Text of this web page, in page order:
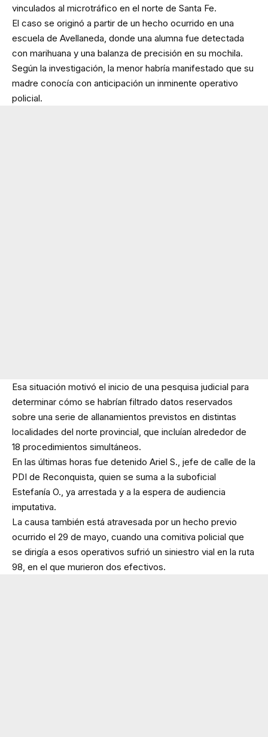
vinculados al microtráfico en el norte de Santa Fe.
El caso se originó a partir de un hecho ocurrido en una
escuela de Avellaneda, donde una alumna fue detectada
con marihuana y una balanza de precisión en su mochila.
Según la investigación, la menor habría manifestado que su
madre conocía con anticipación un inminente operativo
policial.
Esa situación motivó el inicio de una pesquisa judicial para
determinar cómo se habrían filtrado datos reservados
sobre una serie de allanamientos previstos en distintas
localidades del norte provincial, que incluían alrededor de
18 procedimientos simultáneos.
En las últimas horas fue detenido Ariel S., jefe de calle de la
PDI de Reconquista, quien se suma a la suboficial
Estefanía O., ya arrestada y a la espera de audiencia
imputativa.
La causa también está atravesada por un hecho previo
ocurrido el 29 de mayo, cuando una comitiva policial que
se dirigía a esos operativos sufrió un siniestro vial en la ruta
98, en el que murieron dos efectivos.